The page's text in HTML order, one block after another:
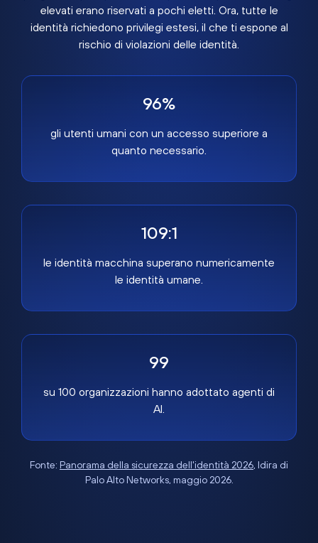
elevati erano riservati a pochi eletti. Ora, tutte le
identità richiedono privilegi estesi, il che ti espone al
rischio di violazioni delle identità.
96%
gli utenti umani con un accesso superiore a
quanto necessario.
109:1
le identità macchina superano numericamente
le identità umane.
99
su 100 organizzazioni hanno adottato agenti di
AI.
Fonte: Panorama della sicurezza dell'identità 2026, Idira di
Palo Alto Networks, maggio 2026.